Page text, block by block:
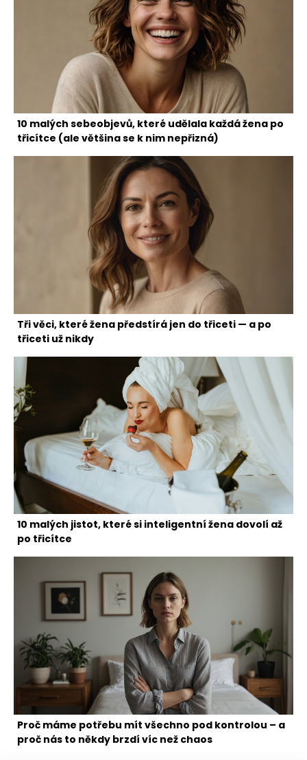
10 malých sebeobjevů, které udělala každá žena po
třicítce (ale většina se k nim nepřizná)
Tři věci, které žena předstírá jen do třiceti — a po
třiceti už nikdy
10 malých jistot, které si inteligentní žena dovolí až
po třicítce
Proč máme potřebu mít všechno pod kontrolou – a
proč nás to někdy brzdí víc než chaos